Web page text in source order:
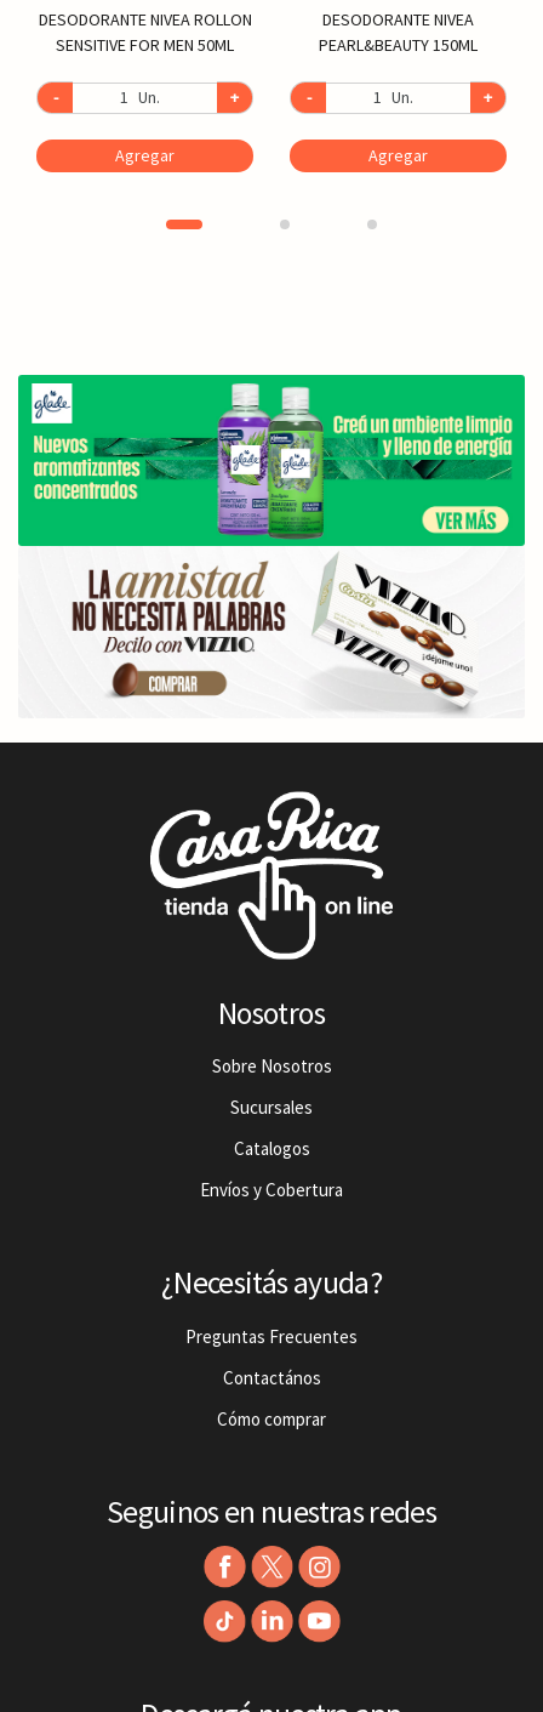
DESODORANTE NIVEA ROLLON
SENSITIVE FOR MEN 50ML
- Un. +
Agregar
DESODORANTE NIVEA
PEARL&BEAUTY 150ML
- Un. +
Agregar
Nosotros
Sobre Nosotros
Sucursales
Catalogos
Envíos y Cobertura
¿Necesitás ayuda?
Preguntas Frecuentes
Contactános
Cómo comprar
Seguinos en nuestras redes